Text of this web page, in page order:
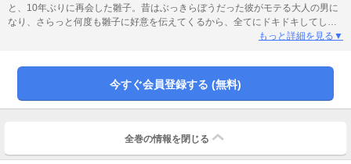
と、10年ぶりに再会した雛子。昔はぶっきらぼうだった彼がモテる大人の男に
なり、さらっと何度も雛子に好意を伝えてくるから、全てにドキドキしてしま
う！？好き…。手つなぎたい。さわりたい。再会の恋は、あの頃よりもっと甘
もっと詳細を見る▼
今すぐ会員登録する (無料)
全巻の情報を 閉じる